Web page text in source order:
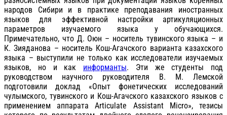
народов Сибири и в практике преподавания иностранных
языков для эффективной настройки артикуляционных
параметров изучаемого языка у обучающихся.
Примечательно, что Д. Оюн – носитель тувинского языка – и
К. Зияданова – носитель Кош-Агачского варианта казахского
языка – выступили не только как исследователи изучаемых
языков, но и как информанты. Эти же студенты под
руководством научного руководителя В. М. Лемской
подготовили доклад «Опыт фонетических исследований
чулымского, тувинского и Кош-Агачского казахского языков с
применением аппарата Articulate Assistant Micro», тезисы